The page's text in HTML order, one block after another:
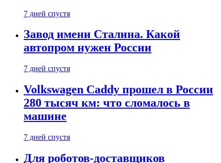
7 дней спустя
Завод имени Сталина. Какой
автопром нужен России
7 дней спустя
Volkswagen Caddy прошел в России
280 тысяч км: что сломалось в
машине
7 дней спустя
Для роботов-доставщиков